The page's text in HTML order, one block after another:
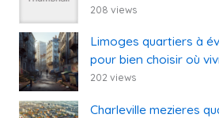
208 views
Limoges quartiers à
pour bien choisir où
202 views
Charleville mezieres